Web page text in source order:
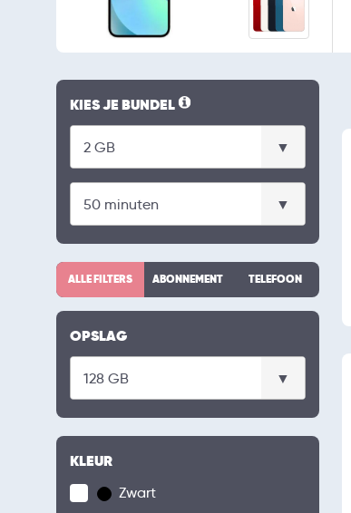
KIES JE BUNDEL
ALLE FILTERS ABONNEMENT TELEFOON
OPSLAG
KLEUR
Zwart